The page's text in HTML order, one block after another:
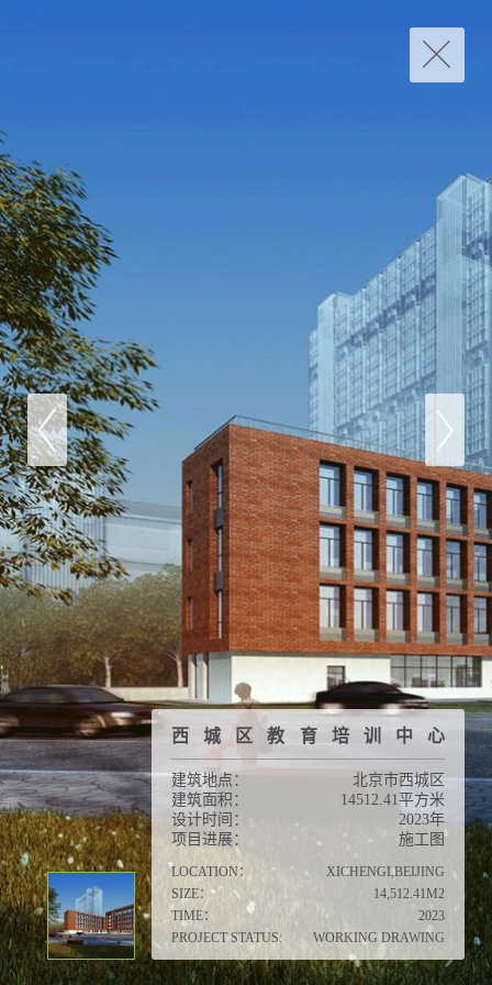
西城区教育培训中心
建筑地点：
北京市西城区
建筑面积：
14512.41平方米
设计时间：
2023年
项目进展：
施工图
LOCATION：
XICHENGI,BEIJING
SIZE：
14,512.41M2
TIME：
2023
PROJECT STATUS:
WORKING DRAWING